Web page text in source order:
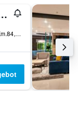
Salinitas
Carretera al Litoral Km.84, Acajutla, El Salvador